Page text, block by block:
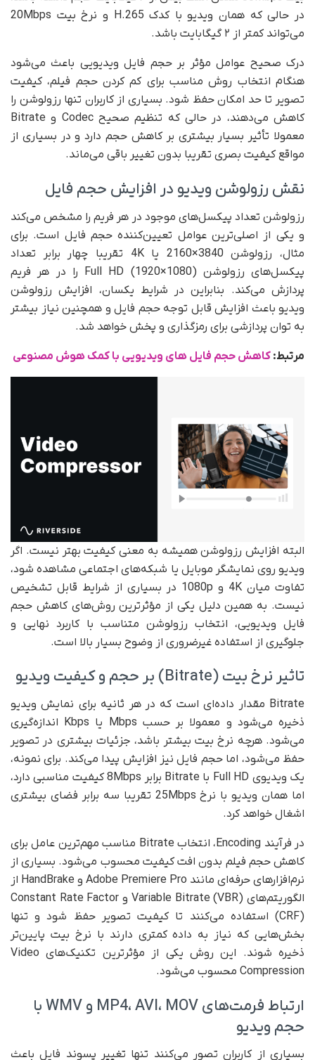
در حالی که همان ویدیو با کدک H.265 و نرخ بیت 20Mbps
می‌تواند کمتر از ۲ گیگابایت باشد.
درک صحیح عوامل مؤثر بر حجم فایل ویدیویی باعث می‌شود
هنگام انتخاب روش مناسب برای کم کردن حجم فیلم، کیفیت
تصویر تا حد امکان حفظ شود. بسیاری از کاربران تنها رزولوشن را
کاهش می‌دهند، در حالی که تنظیم صحیح Codec و Bitrate
معمولا تأثیر بسیار بیشتری بر کاهش حجم دارد و در بسیاری از
مواقع کیفیت بصری تقریبا بدون تغییر باقی می‌ماند.
نقش رزولوشن ویدیو در افزایش حجم فایل
رزولوشن تعداد پیکسل‌های موجود در هر فریم را مشخص می‌کند
و یکی از اصلی‌ترین عوامل تعیین‌کننده حجم فایل است. برای
مثال، رزولوشن 3840×2160 یا 4K تقریبا چهار برابر تعداد
پیکسل‌های رزولوشن Full HD (1920×1080) را در هر فریم
پردازش می‌کند. بنابراین در شرایط یکسان، افزایش رزولوشن
ویدیو باعث افزایش قابل توجه حجم فایل و همچنین نیاز بیشتر
به توان پردازشی برای رمزگذاری و پخش خواهد شد.
مرتبط: کاهش حجم فایل های ویدیویی با کمک هوش مصنوعی
البته افزایش رزولوشن همیشه به معنی کیفیت بهتر نیست. اگر
ویدیو روی نمایشگر موبایل یا شبکه‌های اجتماعی مشاهده شود،
تفاوت میان 4K و 1080p در بسیاری از شرایط قابل تشخیص
نیست. به همین دلیل یکی از مؤثرترین روش‌های کاهش حجم
فایل ویدیویی، انتخاب رزولوشن متناسب با کاربرد نهایی و
جلوگیری از استفاده غیرضروری از وضوح بسیار بالا است.
تاثیر نرخ بیت (Bitrate) بر حجم و کیفیت ویدیو
Bitrate مقدار داده‌ای است که در هر ثانیه برای نمایش ویدیو
ذخیره می‌شود و معمولا بر حسب Mbps یا Kbps اندازه‌گیری
می‌شود. هرچه نرخ بیت بیشتر باشد، جزئیات بیشتری در تصویر
حفظ می‌شود، اما حجم فایل نیز افزایش پیدا می‌کند. برای نمونه،
یک ویدیوی Full HD با Bitrate برابر 8Mbps کیفیت مناسبی دارد،
اما همان ویدیو با نرخ 25Mbps تقریبا سه برابر فضای بیشتری
اشغال خواهد کرد.
در فرآیند Encoding، انتخاب Bitrate مناسب مهم‌ترین عامل برای
کاهش حجم فیلم بدون افت کیفیت محسوب می‌شود. بسیاری از
نرم‌افزارهای حرفه‌ای مانند Adobe Premiere Pro و HandBrake از
الگوریتم‌های Variable Bitrate (VBR) و Constant Rate Factor
(CRF) استفاده می‌کنند تا کیفیت تصویر حفظ شود و تنها
بخش‌هایی که نیاز به داده کمتری دارند با نرخ بیت پایین‌تر
ذخیره شوند. این روش یکی از مؤثرترین تکنیک‌های Video
Compression محسوب می‌شود.
ارتباط فرمت‌های MP4، AVI، MOV و WMV با
حجم ویدیو
بسیاری از کاربران تصور می‌کنند تنها تغییر پسوند فایل باعث